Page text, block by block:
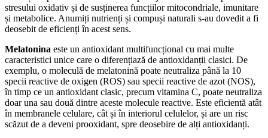
stresului oxidativ și de susținerea funcțiilor mitocondriale, imunitare
și metabolice. Anumiți nutrienți și compuși naturali s-au dovedit a fi
deosebit de eficienți în acest sens.
Melatonina este un antioxidant multifuncțional cu mai multe
caracteristici unice care o diferențiază de antioxidanții clasici. De
exemplu, o moleculă de melatonină poate neutraliza până la 10
specii reactive de oxigen (ROS) sau specii reactive de azot (NOS),
în timp ce un antioxidant clasic, precum vitamina C, poate neutraliza
doar una sau două dintre aceste molecule reactive. Este eficientă atât
în membranele celulare, cât și în interiorul celulelor, și are un risc
scăzut de a deveni prooxidant, spre deosebire de alți antioxidanți.